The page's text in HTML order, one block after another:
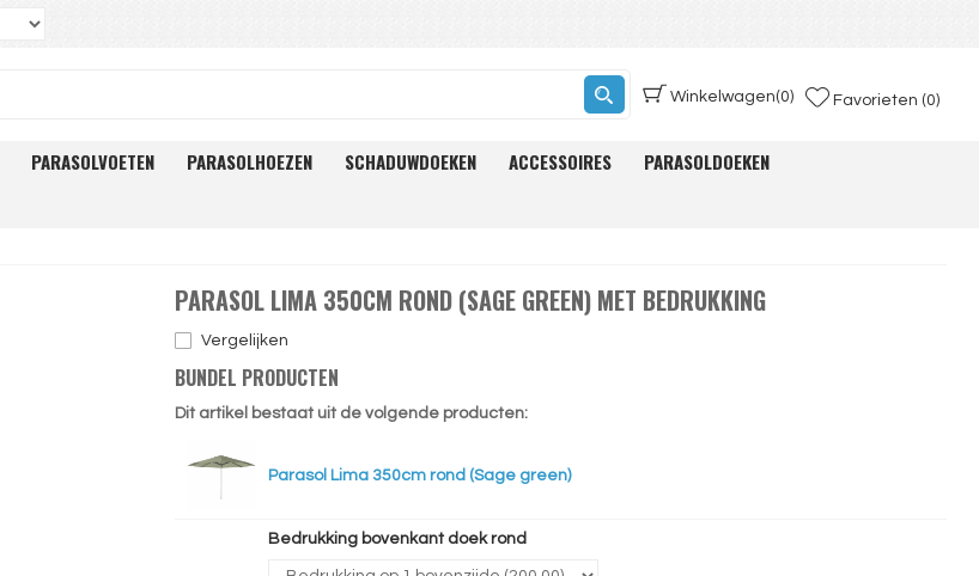
Winkelwagen(0) Favorieten (0)
PARASOLVOETEN PARASOLHOEZEN SCHADUWDOEKEN ACCESSOIRES
PARASOLDOEKEN
PARASOL LIMA 350CM ROND (SAGE GREEN) MET BEDRUKKING
Vergelijken
BUNDEL PRODUCTEN
Dit artikel bestaat uit de volgende producten:
Parasol Lima 350cm rond (Sage green)
Bedrukking bovenkant doek rond